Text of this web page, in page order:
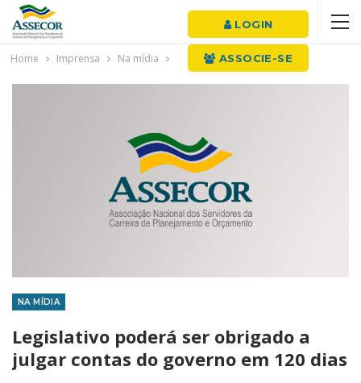
LOGIN
ASSOCIE-SE
Home Imprensa Na mídia
NA MÍDIA
Legislativo poderá ser obrigado a
julgar contas do governo em 120 dias